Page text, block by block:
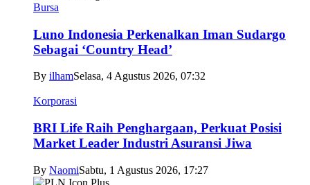
Bursa
Luno Indonesia Perkenalkan Iman Sudargo
Sebagai ‘Country Head’
By ilhamSelasa, 4 Agustus 2026, 07:32
Korporasi
BRI Life Raih Penghargaan, Perkuat Posisi
Market Leader Industri Asuransi Jiwa
By NaomiSabtu, 1 Agustus 2026, 17:27